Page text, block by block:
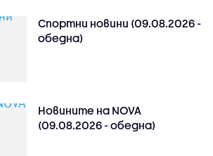
Спортни новини (09.08.2026 -
обедна)
Новините на NOVA
(09.08.2026 - обедна)